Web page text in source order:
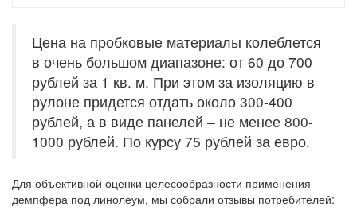
Цена на пробковые материалы колеблется
в очень большом диапазоне: от 60 до 700
рублей за 1 кв. м. При этом за изоляцию в
рулоне придется отдать около 300-400
рублей, а в виде панелей – не менее 800-
1000 рублей. По курсу 75 рублей за евро.
Для объективной оценки целесообразности применения
демпфера под линолеум, мы собрали отзывы потребителей: